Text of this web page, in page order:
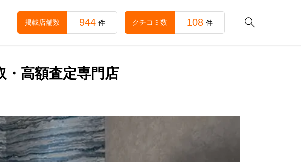

掲載店舗数 944 件 クチコミ数 108 件
・高額査定専門店